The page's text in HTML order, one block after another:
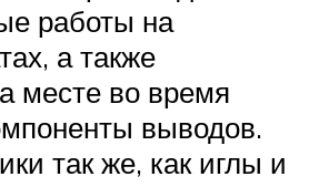
работы на
а также
месте во время
выводов.
так же, как иглы и